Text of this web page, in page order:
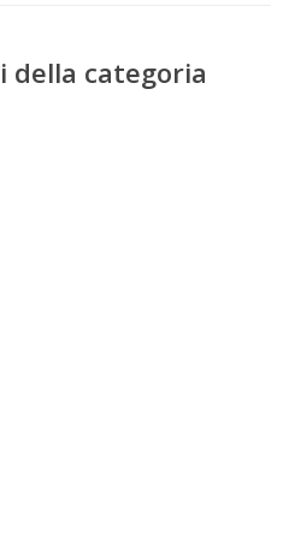
della categoria